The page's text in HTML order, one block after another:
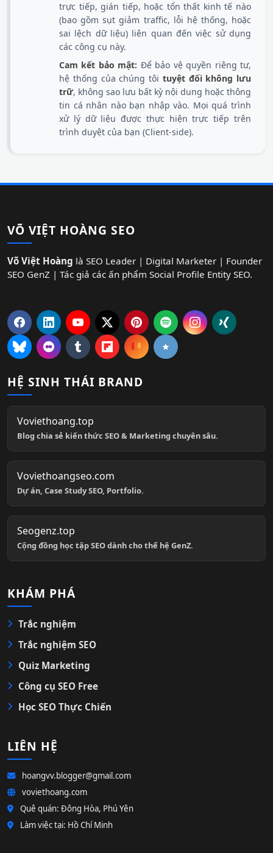
trực tiếp, gián tiếp, hoặc tổn thất kinh tế nào
(bao gồm sụt giảm traffic, lỗi hệ thống, hoặc
sai lệch dữ liệu) liên quan đến việc sử dụng
các công cụ này.
Cam kết bảo mật: Để bảo vệ quyền riêng tư,
hệ thống của chúng tôi tuyệt đối không lưu
trữ, không sao lưu bất kỳ nội dung hoặc thông
tin cá nhân nào bạn nhập vào. Mọi quá trình
xử lý dữ liệu được thực hiện trực tiếp trên
trình duyệt của bạn (Client-side).
VÕ VIỆT HOÀNG SEO
Võ Việt Hoàng là SEO Leader | Digital Marketer | Founder
SEO GenZ | Tác giả các ấn phẩm Social Profile Entity SEO.
HỆ SINH THÁI BRAND
Voviethoang.top
Blog chia sẻ kiến thức SEO & Marketing chuyên sâu.
Voviethoangseo.com
Dự án, Case Study SEO, Portfolio.
Seogenz.top
Cộng đồng học tập SEO dành cho thế hệ GenZ.
KHÁM PHÁ
Trắc nghiệm
Trắc nghiệm SEO
Quiz Marketing
Công cụ SEO Free
Học SEO Thực Chiến
LIÊN HỆ
hoangvv.blogger@gmail.com
voviethoang.com
Quê quán: Đông Hòa, Phú Yên
Làm việc tại: Hồ Chí Minh